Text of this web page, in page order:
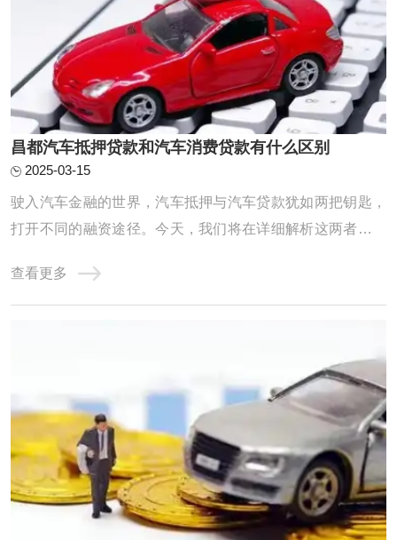
昌都汽车抵押贷款和汽车消费贷款有什么区别
2025-03-15
驶入汽车金融的世界，汽车抵押与汽车贷款犹如两把钥匙，
打开不同的融资途径。今天，我们将在详细解析这两者的异
的临时避风港，它让车主保留车辆所有权，但作为贷款担
保。当资金需求燃眉之急，车主可以用车辆作抵押申请贷
查看更多